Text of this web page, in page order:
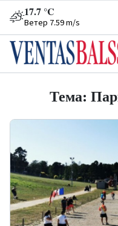
17.7 °C
Ветер 7.59 m/s
Тема: